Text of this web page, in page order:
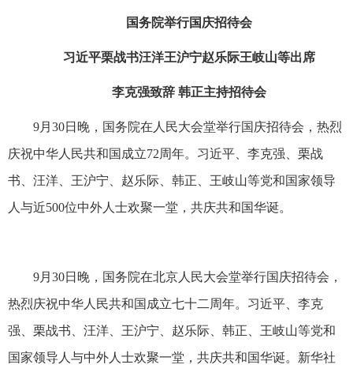
国务院举行国庆招待会
习近平栗战书汪洋王沪宁赵乐际王岐山等出席
李克强致辞 韩正主持招待会
9月30日晚，国务院在人民大会堂举行国庆招待会，热烈
庆祝中华人民共和国成立72周年。习近平、李克强、栗战
书、汪洋、王沪宁、赵乐际、韩正、王岐山等党和国家领导
人与近500位中外人士欢聚一堂，共庆共和国华诞。
9月30日晚，国务院在北京人民大会堂举行国庆招待会，
热烈庆祝中华人民共和国成立七十二周年。习近平、李克
强、栗战书、汪洋、王沪宁、赵乐际、韩正、王岐山等党和
国家领导人与中外人士欢聚一堂，共庆共和国华诞。新华社